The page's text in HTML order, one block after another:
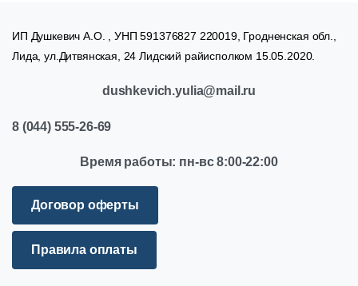
ИП Душкевич А.О. , УНП 591376827 220019, Гродненская обл.,
Лида, ул.Дитвянская, 24 Лидский райисполком 15.05.2020.
dushkevich.yulia@mail.ru
8 (044) 555-26-69
Время работы: пн-вс 8:00-22:00
Договор оферты
Правила оплаты